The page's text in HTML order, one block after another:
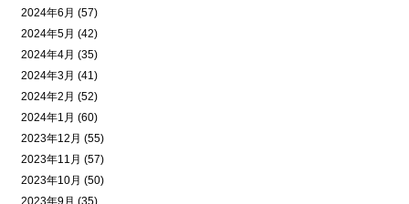
2024年6月 (57)
2024年5月 (42)
2024年4月 (35)
2024年3月 (41)
2024年2月 (52)
2024年1月 (60)
2023年12月 (55)
2023年11月 (57)
2023年10月 (50)